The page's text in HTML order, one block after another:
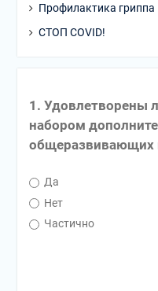
Профилактика гриппа
СТОП COVID!
1. Удовлетворены
набором
общеразвивающих
Да
Нет
Частично